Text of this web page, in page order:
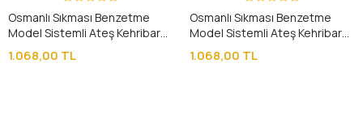
Osmanlı Sıkması Benzetme
Model Sistemli Ateş Kehribar
Tesbih
1.068,00 TL
Osmanlı Sıkması Benzetme
Model Sistemli Ateş Kehribar
Tesbih
1.068,00 TL